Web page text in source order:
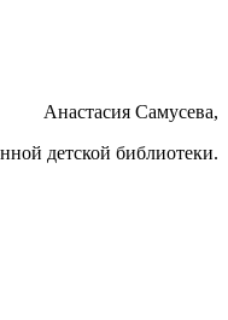
Анастасия Самусева,
детской библиотеки.